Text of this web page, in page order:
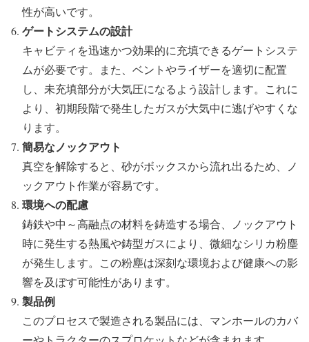
性が高いです。
ゲートシステムの設計
キャビティを迅速かつ効果的に充填できるゲートシステ
ムが必要です。また、ベントやライザーを適切に配置
し、未充填部分が大気圧になるよう設計します。これに
より、初期段階で発生したガスが大気中に逃げやすくな
ります。
簡易なノックアウト
真空を解除すると、砂がボックスから流れ出るため、ノ
ックアウト作業が容易です。
環境への配慮
鋳鉄や中～高融点の材料を鋳造する場合、ノックアウト
時に発生する熱風や鋳型ガスにより、微細なシリカ粉塵
が発生します。この粉塵は深刻な環境および健康への影
響を及ぼす可能性があります。
製品例
このプロセスで製造される製品には、マンホールのカバ